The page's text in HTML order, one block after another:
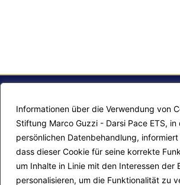
Informationen über die Verwendung von
Stiftung Marco Guzzi - Darsi Pace ETS,
persönlichen Datenbehandlung, informiert
dass dieser Cookie für seine korrekte
um Inhalte in Linie mit den Interessen der
personalisieren, um die Funktionalität zu